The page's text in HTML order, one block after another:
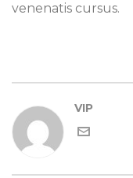
venenatis cursus.
VIP